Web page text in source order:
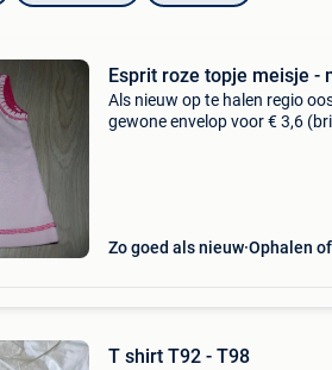
Esprit roze topje meisje -
Als nieuw op te halen regio
gewone envelop voor € 3,6
Zo goed als nieuw Ophalen
T shirt T92 - T98